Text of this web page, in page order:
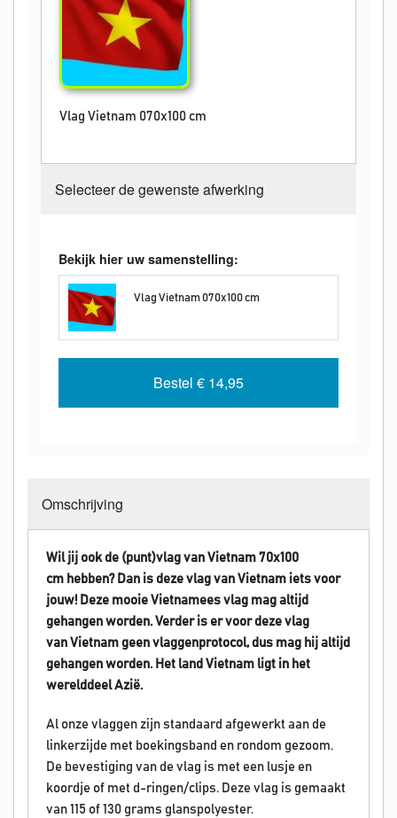
Vlag Vietnam 070x100 cm
Selecteer de gewenste afwerking
Bekijk hier uw samenstelling:
Vlag Vietnam 070x100 cm
Bestel € 14,95
Omschrijving
Wil jij ook de (punt)vlag van Vietnam 70x100
cm hebben? Dan is deze vlag van Vietnam iets voor
jouw! Deze mooie Vietnamees vlag mag altijd
gehangen worden. Verder is er voor deze vlag
van Vietnam geen vlaggenprotocol, dus mag hij altijd
gehangen worden. Het land Vietnam ligt in het
werelddeel Azië.
Al onze vlaggen zijn standaard afgewerkt aan de
linkerzijde met boekingsband en rondom gezoom.
De bevestiging van de vlag is met een lusje en
koordje of met d-ringen/clips. Deze vlag is gemaakt
van 115 of 130 grams glanspolyester.